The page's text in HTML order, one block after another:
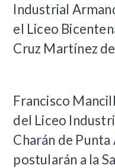
Industrial
el Liceo
Cruz Martínez
Francisco
del Liceo
Charán de
postularán a la